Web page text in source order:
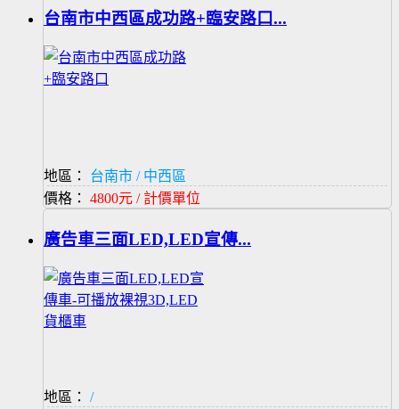
台南市中西區成功路+臨安路口...
地區：
台南市 / 中西區
價格： 4800元 / 計價單位
廣告車三面LED,LED宣傳...
地區：
/